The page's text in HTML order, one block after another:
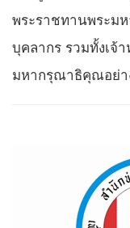
พระราชทานพระม
บุคลากร รวมทั้งเจ้
มหากรุณาธิคุณอย่